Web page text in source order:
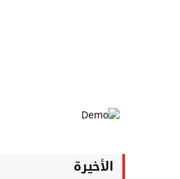
الأخيرة